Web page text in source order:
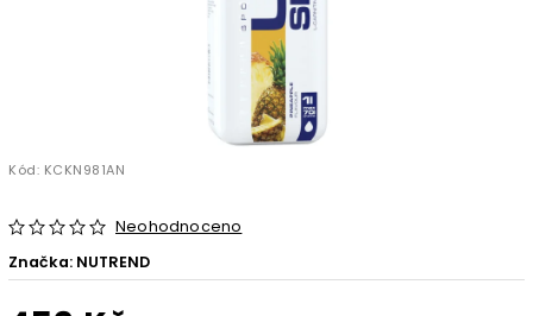
Kód: KCKN981AN
Neohodnoceno
Značka: NUTREND